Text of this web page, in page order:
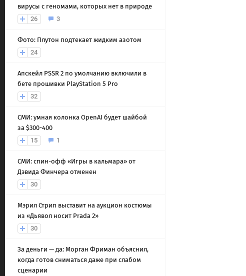
вирусы с геномами, которых нет в природе
26
3
Фото: Плутон подтекает жидким азотом
24
Апскейл PSSR 2 по умолчанию включили в
бете прошивки PlayStation 5 Pro
32
СМИ: умная колонка OpenAI будет шайбой
за $300-400
15
1
СМИ: спин-офф «Игры в кальмара» от
Дэвида Финчера отменен
30
Мэрил Стрип выставит на аукцион костюмы
из «Дьявол носит Prada 2»
30
За деньги — да: Морган Фриман объяснил,
когда готов сниматься даже при слабом
сценарии